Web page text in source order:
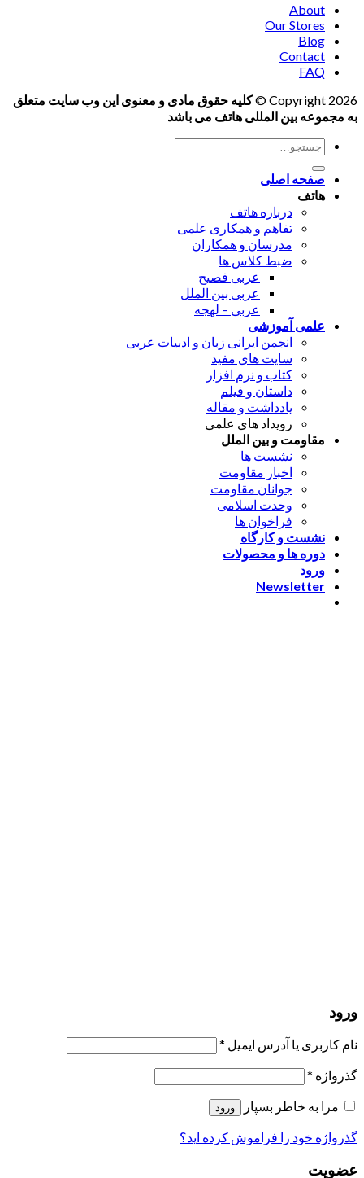
About
Our Stores
Blog
Contact
FAQ
Copyright 2026 ©
کلیه حقوق مادی و معنوی این وب سایت متعلق
به مجموعه بین المللی هاتف می باشد
جستجو
برای:
صفحه اصلی
هاتف
درباره هاتف
تفاهم و همکاری علمی
مدرسان و همکاران
ضبط کلاس ها
عربی فصیح
عربی بین الملل
عربی – لهجه
علمی آموزشی
انجمن ایرانی زبان و ادبیات عربی
سایت های مفید
کتاب و نرم افزار
داستان و فیلم
یادداشت و مقاله
رویداد های علمی
مقاومت و بین الملل
نشست ها
اخبار مقاومت
جوانان مقاومت
وحدت اسلامی
فراخوان ها
نشست و کارگاه
دوره ها و محصولات
ورود
Newsletter
ورود
نام کاربری یا آدرس ایمیل *
گذرواژه *
مرا به خاطر بسپار
ورود
گذرواژه خود را فراموش کرده اید؟
عضویت